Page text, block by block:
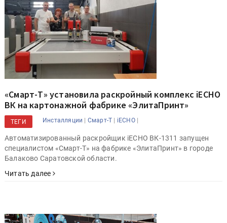
«Смарт-Т» установила раскройный комплекс iECHO
ВК на картонажной фабрике «ЭлитаПринт»
ТЕГИ Инсталляции | Смарт-Т | iECHO|
Автоматизированный раскройщик iECHO ВК-1311 запущен
специалистом «Смарт-Т» на фабрике «ЭлитаПринт» в городе
Балаково Саратовской области.
Читать далее